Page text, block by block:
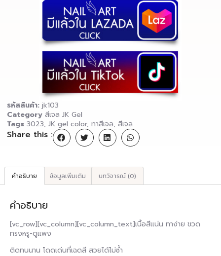
รหัสสินค้า: jk103
Category สีเจล JK Gel
Tags 3023, JK gel color, ทาสีเจล, สีเจล
Share this :
คำอธิบาย ข้อมูลเพิ่มเติม บทวิจารณ์ (0)
คำอธิบาย
[vc_row][vc_column][vc_column_text]เนื้อสีแน่น ทาง่าย ขวด
ทรงหรู-ดูแพง
ติดทนนาน โดดเด่นที่เฉดสี สวยได้ไม่ซ้ำ